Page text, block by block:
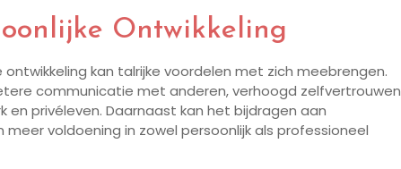
Ontwikkeling
kan talrijke voordelen met zich meebrengen.
communicatie met anderen, verhoogd zelfvertrouwen
privéleven. Daarnaast kan het bijdragen aan
voldoening in zowel persoonlijk als professioneel